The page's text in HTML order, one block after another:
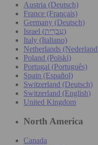
Austria (Deutsch)
France (Français)
Germany (Deutsch)
Israel (עִברִית)
Italy (Italiano)
Netherlands
Poland (Polski)
Portugal (Português)
Spain (Español)
Switzerland (Deutsch)
Switzerland (English)
United Kingdom
North America
Canada